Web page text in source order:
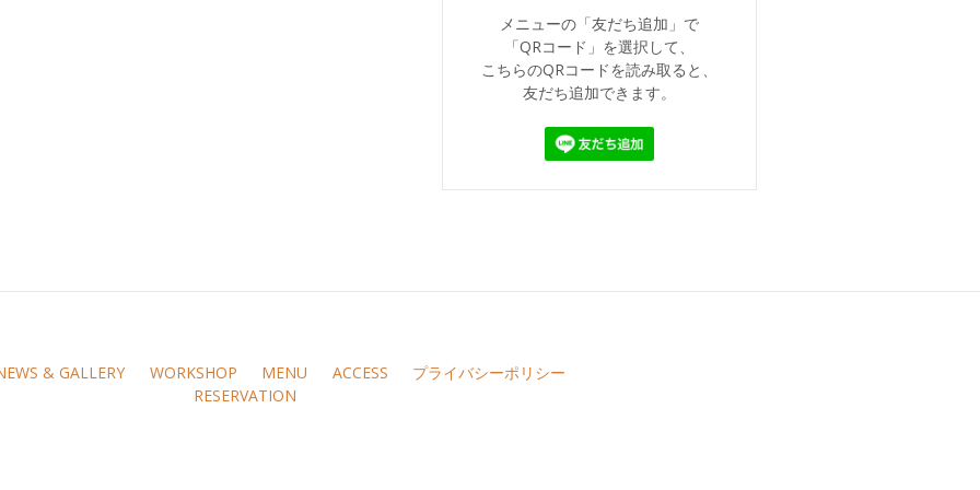
メニューの「友だち追加」で
「QRコード」を選択して、
こちらのQRコードを読み取ると、
友だち追加できます。
& GALLERY WORKSHOP MENU ACCESS
プライバシーポリシー
RESERVATION